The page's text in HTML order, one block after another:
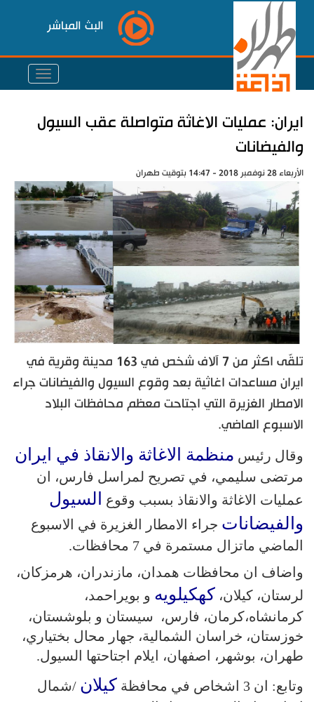
البث المباشر
ايران: عمليات الاغاثة متواصلة عقب السيول
والفيضانات
الأربعاء 28 نوفمبر 2018 - 14:47 بتوقيت طهران
تلقّى اكثر من 7 آلاف شخص في 163 مدينة وقرية في
ايران مساعدات اغاثية بعد وقوع السيول والفيضانات جراء
الامطار الغزيرة التي اجتاحت معظم محافظات البلاد
الاسبوع الماضي.
وقال رئيس منظمة الاغاثة والانقاذ في ايران
مرتضى سليمي، في تصريح لمراسل فارس، ان
عمليات الاغاثة والانقاذ بسبب وقوع
السيول
والفيضانات جراء الامطار الغزيرة في الاسبوع
الماضي ماتزال مستمرة في 7 محافظات.
واضاف ان محافظات همدان، مازندران، هرمزكان،
لرستان، كيلان،‌ كهكيلويه و بويراحمد،
كرمانشاه،‌كرمان، فارس، سيستان و بلوشستان،
خوزستان، خراسان الشمالية، جهار محال بختياري،
طهران، بوشهر، اصفهان، ايلام اجتاحتها السيول.
وتابع: ان 3 اشخاص في محافظة
كيلان /شمال